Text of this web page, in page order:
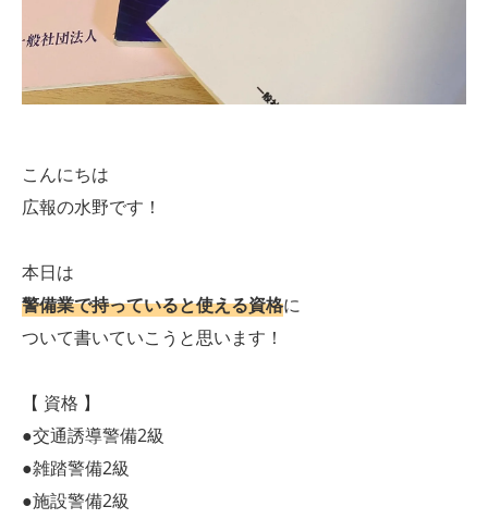
こんにちは
広報の水野です！
本日は
警備業で持っていると使える資格に
ついて書いていこうと思います！
【 資格 】
●交通誘導警備2級
●雑踏警備2級
●施設警備2級